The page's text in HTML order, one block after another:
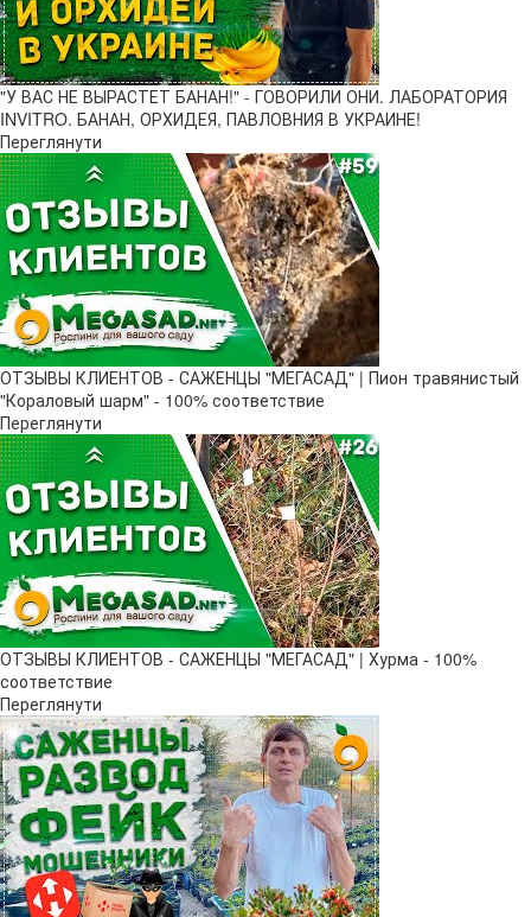
"У ВАС НЕ ВЫРАСТЕТ БАНАН!" - ГОВОРИЛИ ОНИ. ЛАБОРАТОРИЯ
INVITRO. БАНАН, ОРХИДЕЯ, ПАВЛОВНИЯ В УКРАИНЕ!
Переглянути
ОТЗЫВЫ КЛИЕНТОВ - САЖЕНЦЫ "МЕГАСАД" | Пион травянистый
"Кораловый шарм" - 100% соответствие
Переглянути
ОТЗЫВЫ КЛИЕНТОВ - САЖЕНЦЫ "МЕГАСАД" | Хурма - 100%
соответствие
Переглянути